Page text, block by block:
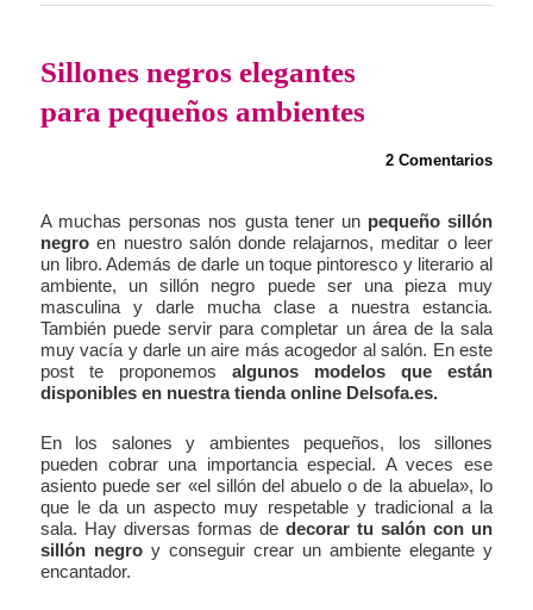
Sillones negros elegantes
para pequeños ambientes
2 Comentarios
A muchas personas nos gusta tener un pequeño sillón
negroen nuestro salón donde relajarnos, meditar o leer
un libro. Además de darle un toque pintoresco y literario al
ambiente, un sillón negro puede ser una pieza muy
masculina y darle mucha clase a nuestra estancia.
También puede servir para completar un área de la sala
muy vacía y darle un aire más acogedor al salón. En este
post te proponemos algunos modelos que están
disponibles en nuestra tienda online Delsofa.es.
En los salones y ambientes pequeños, los sillones
pueden cobrar una importancia especial. A veces ese
asiento puede ser «el sillón del abuelo o de la abuela», lo
que le da un aspecto muy respetable y tradicional a la
sala. Hay diversas formas de decorar tu salón con un
sillón negro y conseguir crear un ambiente elegante y
encantador.